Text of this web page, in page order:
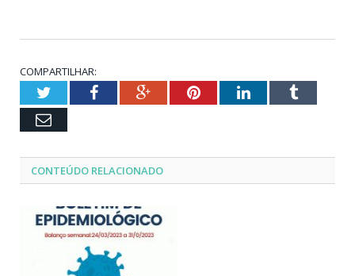
COMPARTILHAR:
TwitterFacebookGoogle+PinterestLinkedInTumblr
Email
CONTEÚDO RELACIONADO